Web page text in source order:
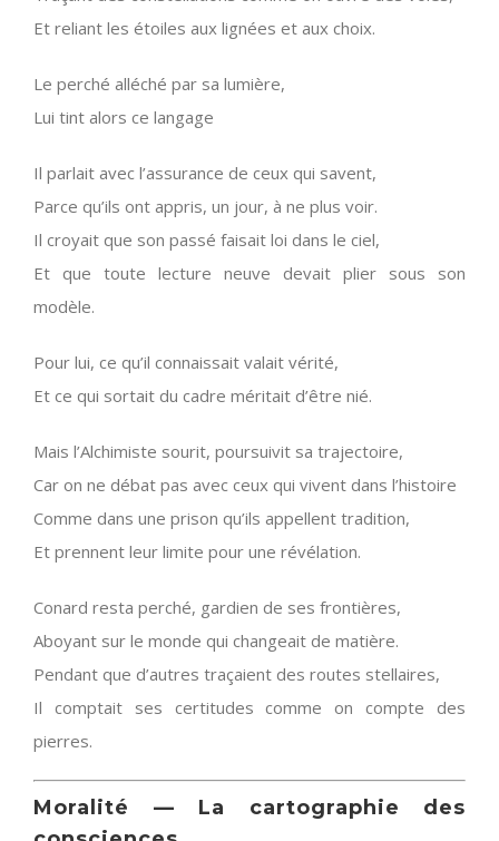
Et reliant les étoiles aux lignées et aux choix.
Le perché alléché par sa lumière,
Lui tint alors ce langage
Il parlait avec l’assurance de ceux qui savent,
Parce qu’ils ont appris, un jour, à ne plus voir.
Il croyait que son passé faisait loi dans le ciel,
Et que toute lecture neuve devait plier sous son
modèle.
Pour lui, ce qu’il connaissait valait vérité,
Et ce qui sortait du cadre méritait d’être nié.
Mais l’Alchimiste sourit, poursuivit sa trajectoire,
Car on ne débat pas avec ceux qui vivent dans l’histoire
Comme dans une prison qu’ils appellent tradition,
Et prennent leur limite pour une révélation.
Conard resta perché, gardien de ses frontières,
Aboyant sur le monde qui changeait de matière.
Pendant que d’autres traçaient des routes stellaires,
Il comptait ses certitudes comme on compte des
pierres.
Moralité — La cartographie des